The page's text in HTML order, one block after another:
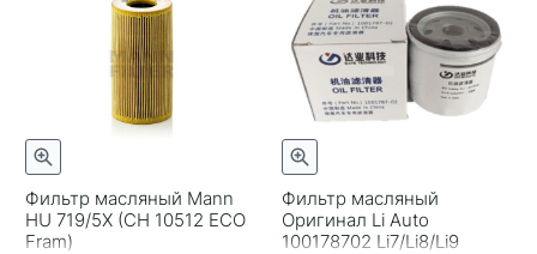
Фильтр масляный Mann
HU 719/5X (CH 10512 ECO
Fram)
Фильтр масляный
Оригинал Li Auto
100178702 Li7/Li8/Li9
+